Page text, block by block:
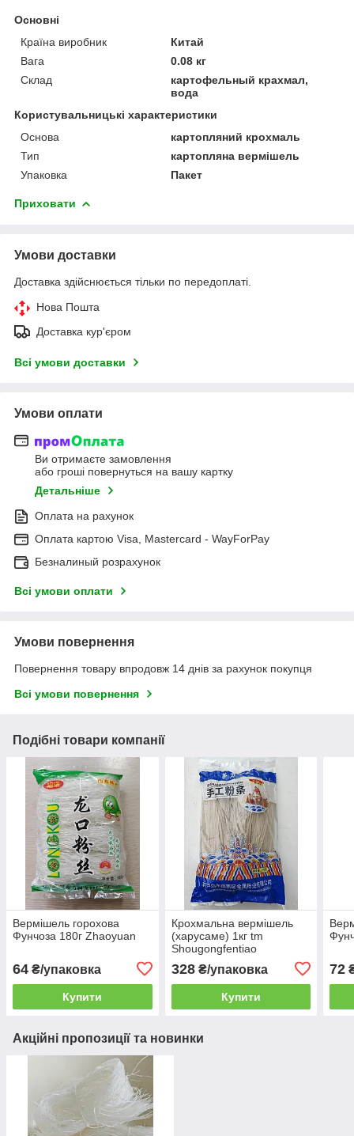
Основні
Країна виробник
Китай
Вага
0.08 кг
Склад
картофельный крахмал,
вода
Користувальницькі характеристики
Основа
картопляний крохмаль
Тип
картопляна вермішель
Упаковка
Пакет
Приховати
Умови доставки
Доставка здійснюється тільки по передоплаті.
Нова Пошта
Доставка кур'єром
Всі умови доставки
Умови оплати
Ви отримаєте замовлення
або гроші повернуться на вашу картку
Детальніше
Оплата на рахунок
Оплата картою Visa, Mastercard - WayForPay
Безналиный розрахунок
Всі умови оплати
Умови повернення
Повернення товару впродовж 14 днів за рахунок покупця
Всі умови повернення
Подібні товари компанії
Вермішель горохова
Фунчоза 180г Zhaoyuan
64 ₴/упаковка
Купити
Крохмальна вермішель
(харусаме) 1кг tm
Shougongfentiao
328₴/упаковка
Купити
72
Акційні пропозиції та новинки